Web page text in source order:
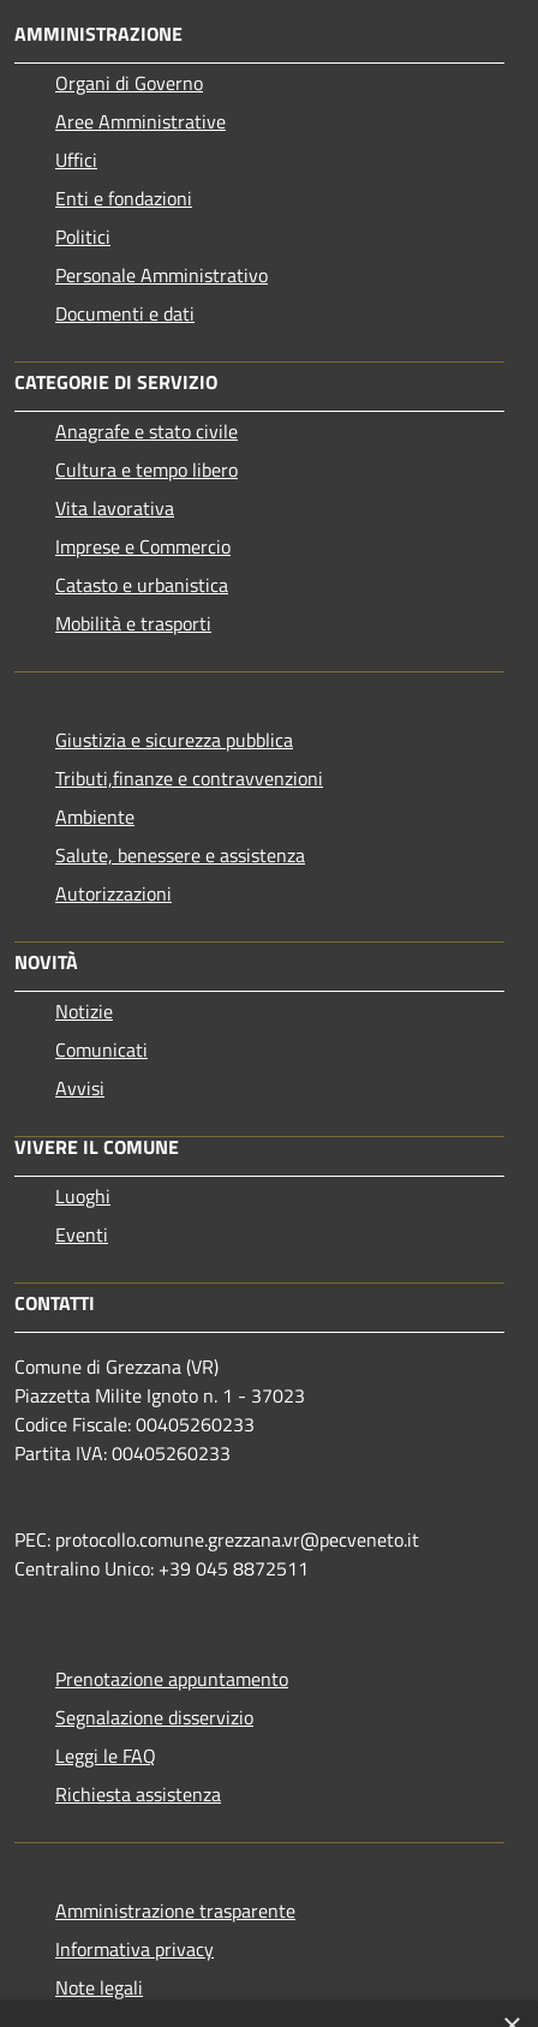
AMMINISTRAZIONE
Organi di Governo
Aree Amministrative
Uffici
Enti e fondazioni
Politici
Personale Amministrativo
Documenti e dati
CATEGORIE DI SERVIZIO
Anagrafe e stato civile
Cultura e tempo libero
Vita lavorativa
Imprese e Commercio
Catasto e urbanistica
Mobilità e trasporti
Giustizia e sicurezza pubblica
Tributi,finanze e contravvenzioni
Ambiente
Salute, benessere e assistenza
Autorizzazioni
NOVITÀ
Notizie
Comunicati
Avvisi
VIVERE IL COMUNE
Luoghi
Eventi
CONTATTI
Comune di Grezzana (VR)
Piazzetta Milite Ignoto n. 1 - 37023
Codice Fiscale: 00405260233
Partita IVA: 00405260233
PEC: protocollo.comune.grezzana.vr@pecveneto.it
Centralino Unico: +39 045 8872511
Prenotazione appuntamento
Segnalazione disservizio
Leggi le FAQ
Richiesta assistenza
Amministrazione trasparente
Informativa privacy
Note legali